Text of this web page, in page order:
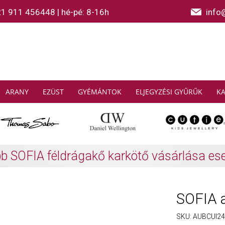
911 456448 | hé-pé: 8-16h
ARANY EZÜST GYÉMÁNTOK ELJEGYZÉSI GYŰRŰK
SABO: Gyűjtsön és spóroljon További
SOFIA
SKU: